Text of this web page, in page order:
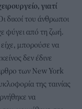
γιατί
δικοί του άνθρωποι
φύγει από τη ζωή.
μπορούσε να
δεν έδινε
των New York
της ταινίας
να